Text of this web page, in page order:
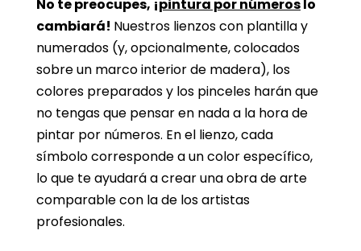
No te preocupes, ¡pintura por númeroslo
cambiará! Nuestros lienzos con plantilla y
numerados (y, opcionalmente, colocados
sobre un marco interior de madera), los
colores preparados y los pinceles harán que
no tengas que pensar en nada a la hora de
pintar por números. En el lienzo, cada
símbolo corresponde a un color específico,
lo que te ayudará a crear una obra de arte
comparable con la de los artistas
profesionales.